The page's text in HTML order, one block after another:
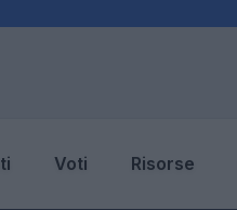
Voti Risorse